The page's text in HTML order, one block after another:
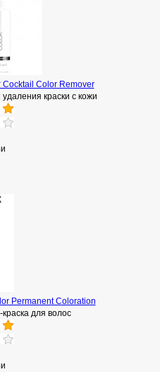
Cocktail Color Remover
краски с кожи
Permanent Coloration
для волос